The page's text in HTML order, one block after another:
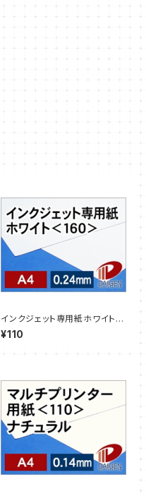
インクジェット専用紙ホワイト＜
160＞A4/3枚【サンプル販売】
¥110